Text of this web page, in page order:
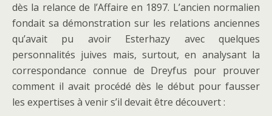
dès la relance de l’Affaire en 1897. L’ancien normalien
fondait sa démonstration sur les relations anciennes
qu’avait pu avoir Esterhazy avec quelques
personnalités juives mais, surtout, en analysant la
correspondance connue de Dreyfus pour prouver
comment il avait procédé dès le début pour fausser
les expertises à venir s’il devait être découvert :